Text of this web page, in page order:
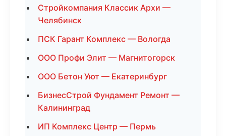
Стройкомпания Классик Архи —
Челябинск
ПСК Гарант Комплекс — Вологда
ООО Профи Элит — Магнитогорск
ООО Бетон Уют — Екатеринбург
БизнесСтрой Фундамент Ремонт —
Калининград
ИП Комплекс Центр — Пермь